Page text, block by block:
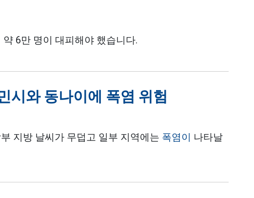
6만 명이 대피해야 했습니다.
시와 동나이에 폭염 위험
지방 날씨가 무덥고 일부 지역에는 폭염이 나타날